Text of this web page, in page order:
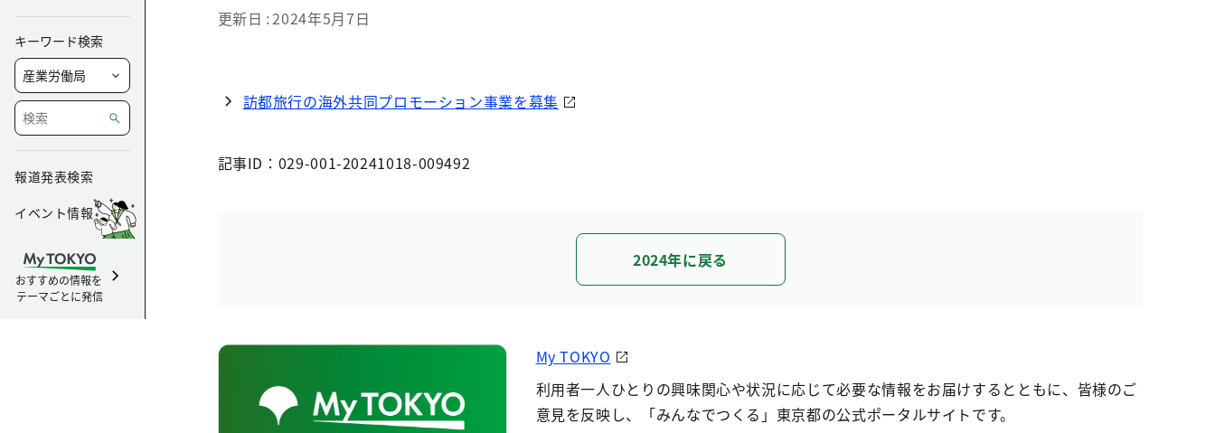
キーワード検索
報道発表検索
イベント情報
おすすめの情報を
テーマごとに発信
更新日 2024年5月7日
訪都旅行の海外共同プロモーション事業を募集
記事ID：029-001-20241018-009492
2024年に戻る
My TOKYO
利用者一人ひとりの興味関心や状況に応じて必要な情報をお届けするとともに、皆様のご
意見を反映し、「みんなでつくる」東京都の公式ポータルサイトです。